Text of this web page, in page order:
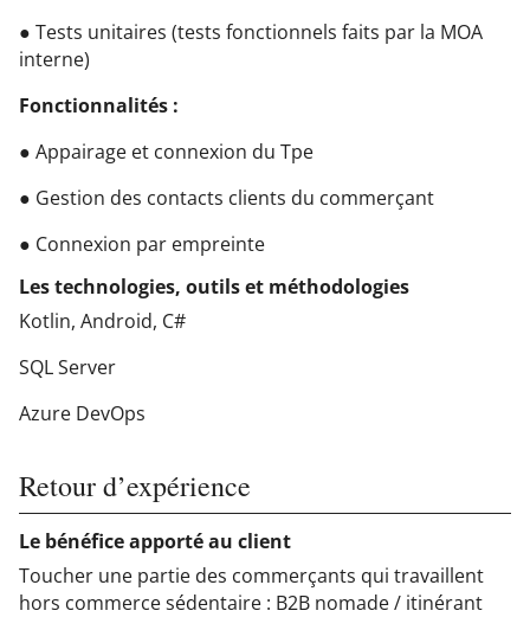
● Tests unitaires (tests fonctionnels faits par la MOA
interne)
Fonctionnalités :
● Appairage et connexion du Tpe ​
● Gestion des contacts clients du commerçant
● Connexion par empreinte
Les technologies, outils et méthodologies
Kotlin, Android, C#​
SQL Server​
Azure DevOps
Retour d’expérience
Le bénéfice apporté au client
Toucher une partie des commerçants qui travaillent
hors commerce sédentaire : B2B nomade / itinérant​